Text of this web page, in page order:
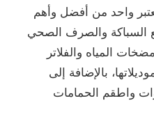
واحد من أفضل وأهم
السباكة والصرف الصحي
المياه والفلاتر
بالإضافة إلى
واطقم الحمامات